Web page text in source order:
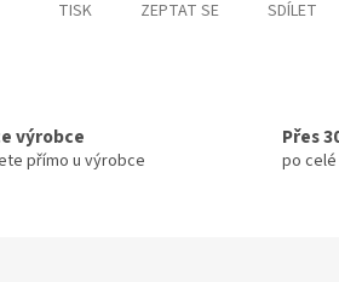
TISK ZEPTAT SE SDÍLET
výrobce
přímo u výrobce
Přes
po celé